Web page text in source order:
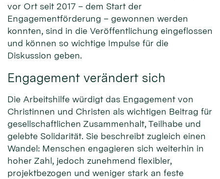
vor Ort seit 2017 – dem Start der
Engagementförderung – gewonnen werden
konnten, sind in die Veröffentlichung eingeflossen
und können so wichtige Impulse für die
Diskussion geben.
Engagement verändert sich
Die Arbeitshilfe würdigt das Engagement von
Christinnen und Christen als wichtigen Beitrag für
gesellschaftlichen Zusammenhalt, Teilhabe und
gelebte Solidarität. Sie beschreibt zugleich einen
Wandel: Menschen engagieren sich weiterhin in
hoher Zahl, jedoch zunehmend flexibler,
projektbezogen und weniger stark an feste